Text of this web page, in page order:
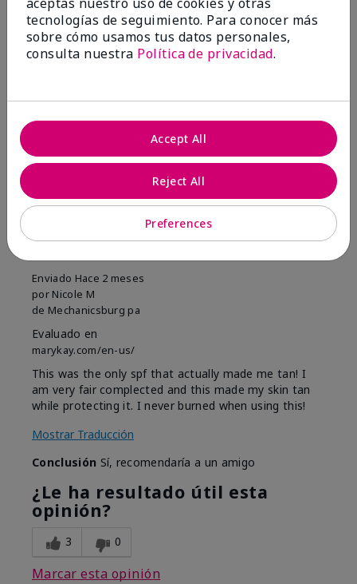
reseñas
por
Tipo
Evaluado por 30 clientes
Only spf that tanned me
Enviado Hace 2 meses
por Nicole M
de Mechanicsburg pa
Evaluado en
marykay.com/en-us/
This was the only spf that actually made me tan! I
am very fair complected and this made my skin tan
while protecting it. I never burned when using this!
Mostrar Traducción
Conclusión Sí, recomendaría a un amigo
¿Le ha resultado útil esta
opinión?
3 0
Marcar esta opinión
tecnologías de seguimiento. Para conocer más
sobre cómo usamos tus datos personales,
consulta nuestra Política de privacidad.
Preferences
Reject All
Accept All